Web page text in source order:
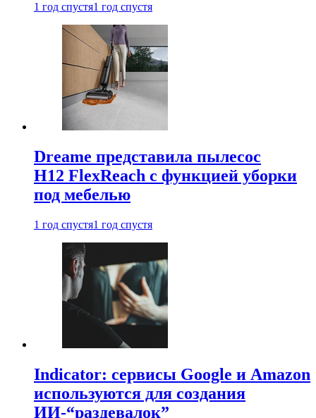
1 год спустя1 год спустя
Dreame представила пылесос
H12 FlexReach с функцией уборки
под мебелью
1 год спустя1 год спустя
Indicator: сервисы Google и Amazon
используются для создания
ИИ-“раздевалок”